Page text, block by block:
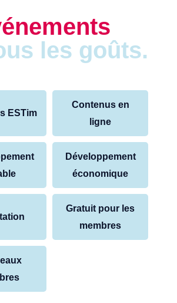
les goûts.
ESTim
Contenus en
ligne
Développement
économique
Gratuit pour les
membres